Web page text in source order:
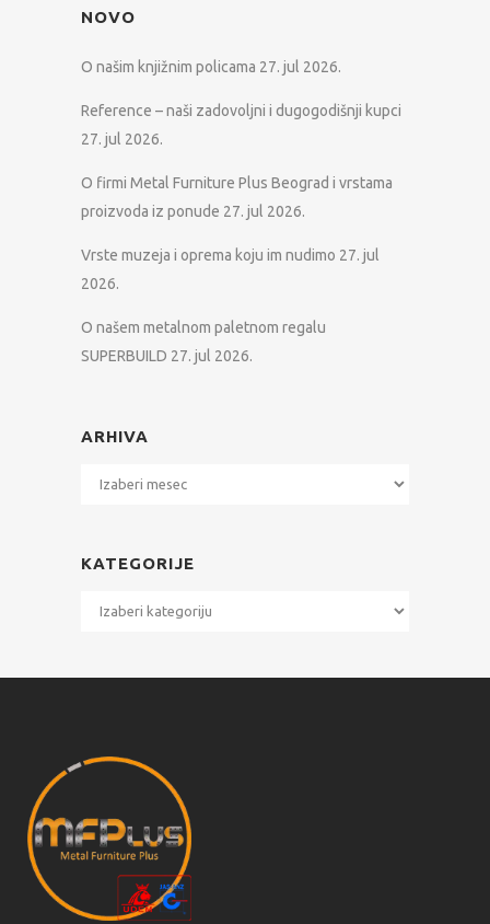
NOVO
O našim knjižnim policama 27. jul 2026.
Reference – naši zadovoljni i dugogodišnji kupci
27. jul 2026.
O firmi Metal Furniture Plus Beograd i vrstama
proizvoda iz ponude 27. jul 2026.
Vrste muzeja i oprema koju im nudimo 27. jul
2026.
O našem metalnom paletnom regalu
SUPERBUILD 27. jul 2026.
ARHIVA
Arhiva
KATEGORIJE
Kategorije